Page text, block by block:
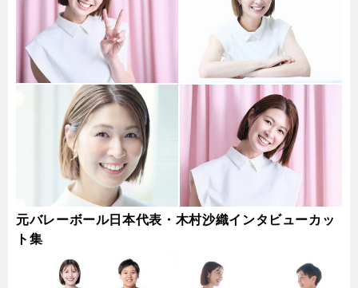
元バレーボール日本代表・木村沙織インタビューカッ
ト集